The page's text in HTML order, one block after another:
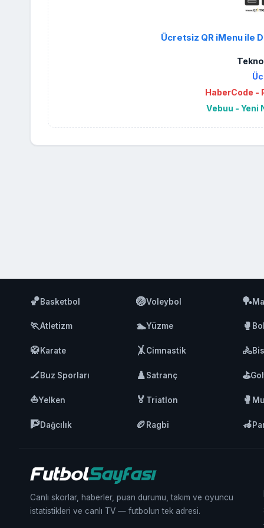
Ücretsiz QR iMenu ile
HaberCode -
Vebuu - Yeni
🏀Basketbol 🏐Voleybol 🏓
🏃Atletizm 🏊Yüzme 🥊
🥋Karate 🤸Cimnastik 🚴
🏒Buz Sporları ♟️Satranç ⛳
⛵Yelken 🏅 Triatlon 🥊
🧗Dağcılık 🏉 Ragbi 🦽
Canlı skorlar, haberler, puan durumu, takım ve oyuncu
istatistikleri ve canlı TV — futbolun tek adresi.